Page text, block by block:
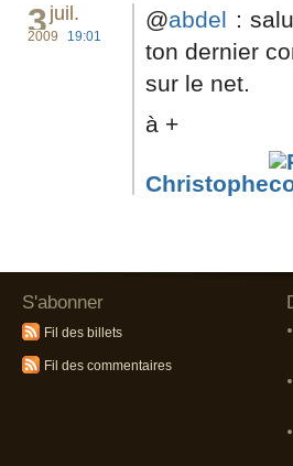
3juil.
2009 19:01
@abdel :
ton dernier
sur le net.
à +
Christophe
S'abonner
Fil des billets
Fil des commentaires